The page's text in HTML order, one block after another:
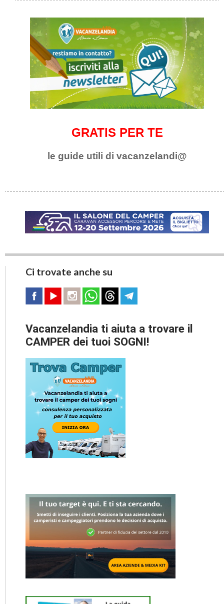
GRATIS PER TE
le guide utili di vacanzelandi@
Ci trovate anche su
Vacanzelandia ti aiuta a trovare il
CAMPER dei tuoi SOGNI!